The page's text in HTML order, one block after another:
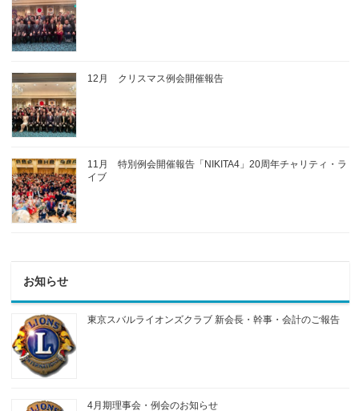
12月 クリスマス例会開催報告
11月 特別例会開催報告「NIKITA4」20周年チャリティ・ラ
イブ
お知らせ
東京スバルライオンズクラブ 新会長・幹事・会計のご報告
4月期理事会・例会のお知らせ